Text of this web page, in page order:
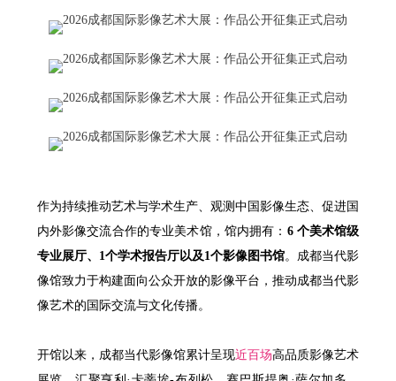
作为持续推动艺术与学术生产、观测中国影像生态、促进国
内外影像交流合作的专业美术馆，馆内拥有： 6 个美术馆级
专业展厅、1个学术报告厅以及1个影像图书馆。成都当代影
像馆致力于构建面向公众开放的影像平台，推动成都当代影
像艺术的国际交流与文化传播。
开馆以来，成都当代影像馆累计呈现近百场高品质影像艺术